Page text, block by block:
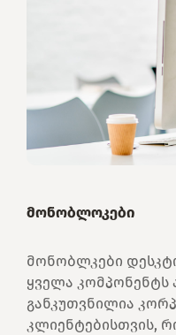
მონობლოკები
მონობლკები
ყველა კომპონენტს
განკუთვნილია
კლიენტებისთვის,